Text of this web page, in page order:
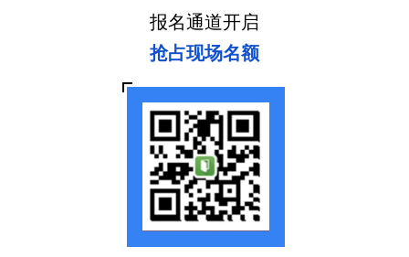
报名通道开启
抢占现场名额